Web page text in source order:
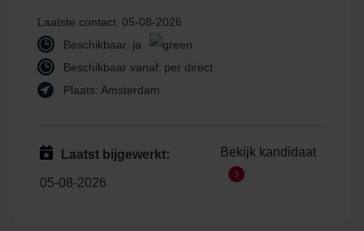
Laatste contact: 05-08-2026
Beschikbaar: ja
Beschikbaar vanaf: per direct
Plaats: Amsterdam
Laatst bijgewerkt:
05-08-2026
Bekijk kandidaat